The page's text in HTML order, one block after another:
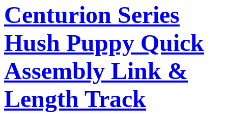
Centurion Series
Hush Puppy Quick
Assembly Link &
Length Track